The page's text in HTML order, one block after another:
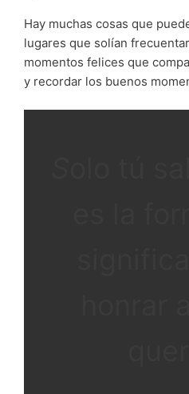
Hay muchas cosas que
lugares que solían
momentos felices que
y recordar los buenos